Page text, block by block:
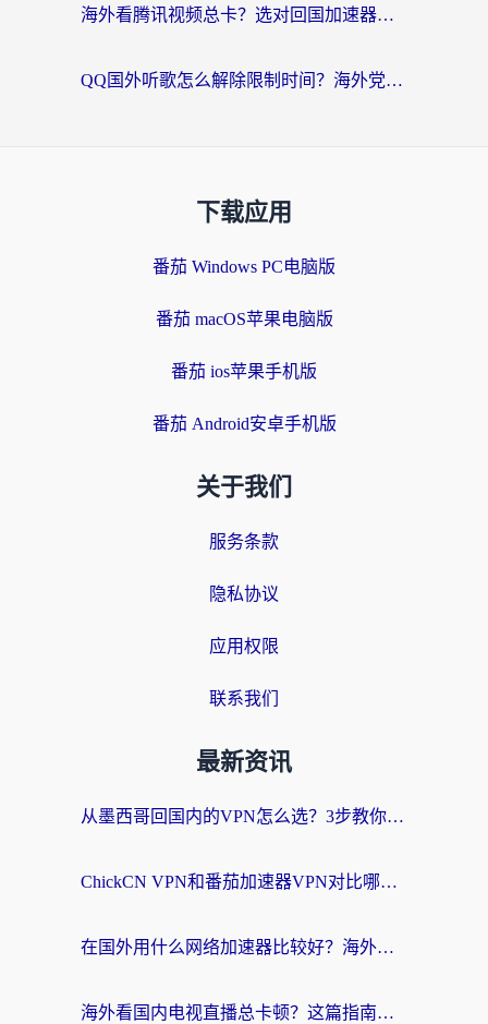
海外看腾讯视频总卡？选对回国加速器，还能解决英国1号店定位+欧洲杯CCTV5直播问题
QQ国外听歌怎么解除限制时间？海外党亲测有效的回国加速方案
下载应用
番茄 Windows PC电脑版
番茄 macOS苹果电脑版
番茄 ios苹果手机版
番茄 Android安卓手机版
关于我们
服务条款
隐私协议
应用权限
联系我们
最新资讯
从墨西哥回国内的VPN怎么选？3步教你无缝刷剧、玩国服游戏
ChickCN VPN和番茄加速器VPN对比哪个回国效果更好？海外党亲测后的真实答案
在国外用什么网络加速器比较好？海外党亲测：从痛点到解决方案的全攻略
海外看国内电视直播总卡顿？这篇指南教你选对回国加速器，无缝追剧不发愁